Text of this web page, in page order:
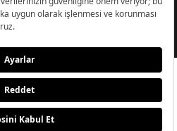
Yönetin